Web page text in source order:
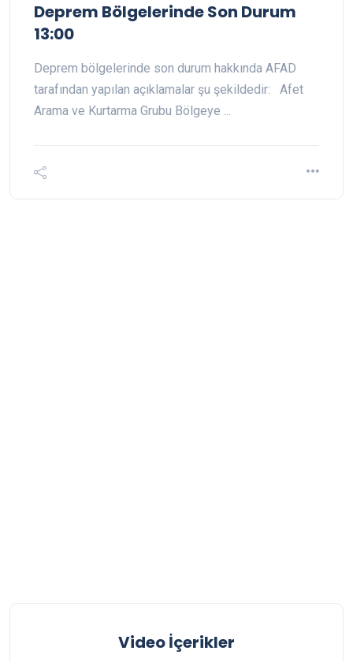
Deprem Bölgelerinde Son Durum
13:00
Deprem bölgelerinde son durum hakkında AFAD
tarafından yapılan açıklamalar şu şekildedir: Afet
Arama ve Kurtarma Grubu Bölgeye ...
Video İçerikler